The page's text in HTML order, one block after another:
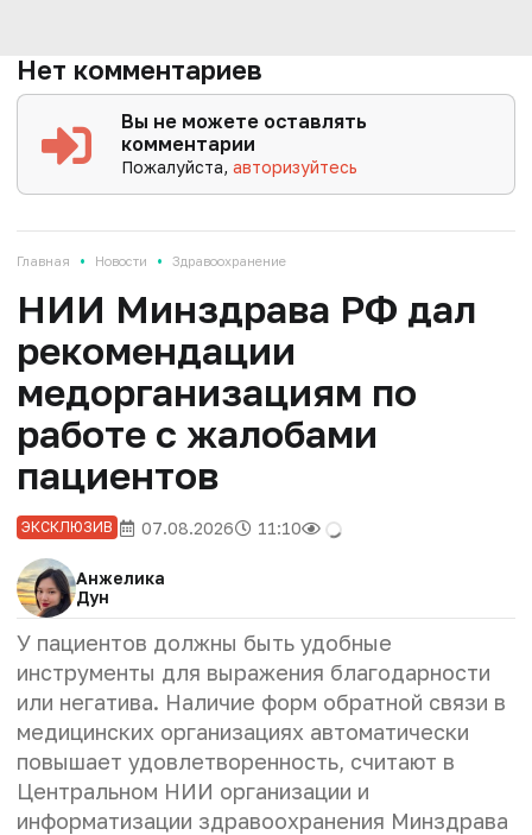
Нет комментариев
Вы не можете оставлять
комментарии
Пожалуйста,авторизуйтесь
Главная • Новости • Здравоохранение
НИИ Минздрава РФ дал
рекомендации
медорганизациям по
работе с жалобами
пациентов
ЭКСКЛЮЗИВ 07.08.2026 11:10
Анжелика
Дун
У пациентов должны быть удобные
инструменты для выражения благодарности
или негатива. Наличие форм обратной связи в
медицинских организациях автоматически
повышает удовлетворенность, считают в
Центральном НИИ организации и
информатизации здравоохранения Минздрава